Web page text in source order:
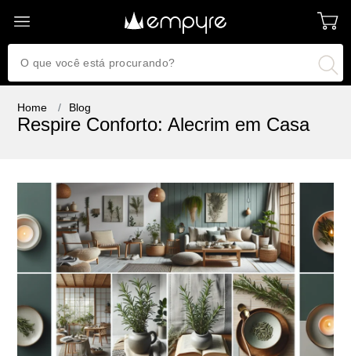
Home Blog
Respire Conforto: Alecrim em Casa